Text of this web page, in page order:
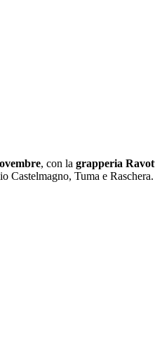
, con la grapperia
Castelmagno, Tuma e